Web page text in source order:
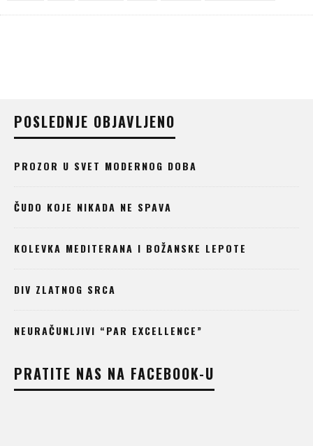
POSLEDNJE OBJAVLJENO
PROZOR U SVET MODERNOG DOBA
ČUDO KOJE NIKADA NE SPAVA
KOLEVKA MEDITERANA I BOŽANSKE LEPOTE
DIV ZLATNOG SRCA
NEURAČUNLJIVI “PAR EXCELLENCE”
PRATITE NAS NA FACEBOOK-U